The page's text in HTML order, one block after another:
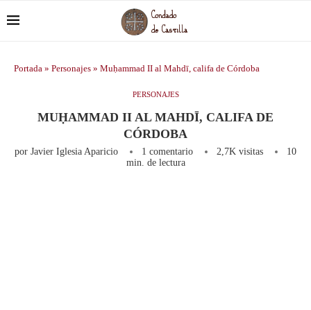
Portada » Personajes » Muḥammad II al Mahdī, califa de Córdoba
PERSONAJES
MUḤAMMAD II AL MAHDĪ, CALIFA DE
CÓRDOBA
por Javier Iglesia Aparicio 1 comentario 2,7K visitas
10
min. de lectura